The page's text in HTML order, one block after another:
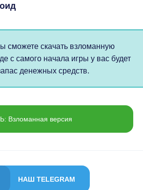
сможете скачать взломанную
с самого начала игры у вас будет
денежных средств.
Взломанная версия
НАШ TELEGRAM